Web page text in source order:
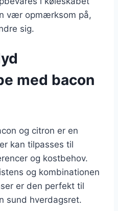
vær opmærksom på,
sig.
med bacon
og citron er en
kan tilpasses til
og kostbehov.
og kombinationen
er den perfekt til
sund hverdagsret.